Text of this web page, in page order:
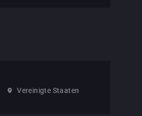
Vereinigte Staaten